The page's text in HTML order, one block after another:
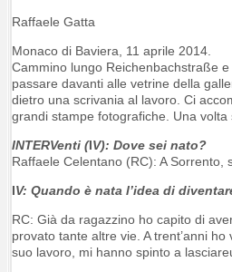
Raffaele Gatta
Monaco di Baviera, 11 aprile 2014.
Cammino lungo Reichenbachstraße
passare davanti alle vetrine della
dietro una scrivania al lavoro. Ci
grandi stampe fotografiche. Una
INTERVenti (IV): Dove sei nato?
Raffaele Celentano (RC): A Sorrento,
IV: Quando è nata l’idea di
RC: Già da ragazzino ho capito di
provato tante altre vie. A trent’anni
suo lavoro, mi hanno spinto a